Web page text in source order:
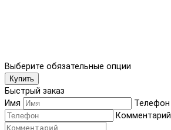
Выберите обязательные опции
Купить
Быстрый заказ
Имя
Телефон
Комментарий